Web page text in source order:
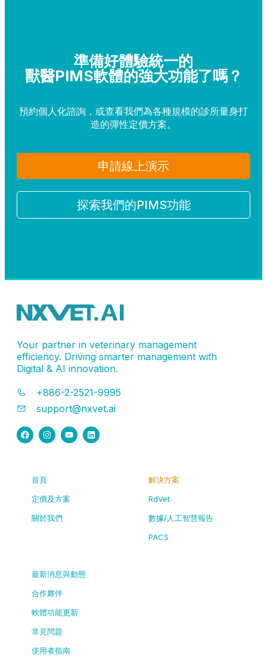
準備好體驗統一的
獸醫PIMS軟體的強大功能了嗎？
預約個人化諮詢，或查看我們為各種規模的診所量身打
造的彈性定價方案。
申請線上演示
探索我們的PIMS功能
Your partner in veterinary management
efficiency. Driving smarter management with
Digital & AI innovation.
+886-2-2521-9995
support@nxvet.ai
首頁
定價及方案
關於我們
解決方案
RdVet
數據/人工智慧報告
PACS
最新消息與動態
合作夥伴
軟體功能更新
常見問題
使用者指南